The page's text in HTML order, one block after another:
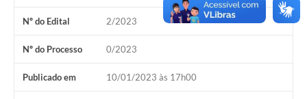
Calendário de vacinação Covid-19
Galeria de Fotos
Nº do Edital 2/2023
Nº do Processo 0/2023
Publicado em 10/01/2023 às 17h00